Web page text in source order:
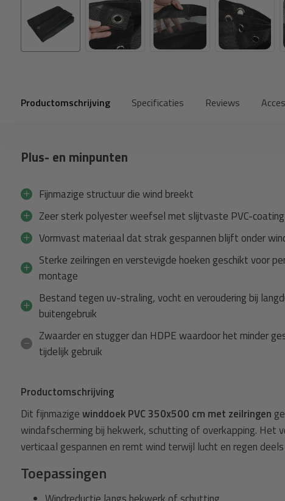
Productomschrijving Specificaties Reviews
Plus- en minpunten
Fijnmazige structuur die wind breekt
Zeer sterk polyester weefsel met slijtvaste PVC-coating
Vormvast materiaal dat strak gespannen blijft onder
Sterke zeilringen en verstevigde hoeken geschikt voor
montage
Bestand tegen uv-straling, vocht en veroudering bij
buitengebruik
Zwaarder en stugger dan HDPE waardoor het minder
tijdelijk gebruik
Productomschrijving
Dit fijnmazigewinddoek PVC 350x500 cm met zeilringen
windafscherming bij hekwerk, schutting of overkapping. Het
verticaal gespannen en remt wind terwijl lucht en regen
Toepassingen
+Spanner met
110,29
107,92
Winddoek + 25m elastisch koord